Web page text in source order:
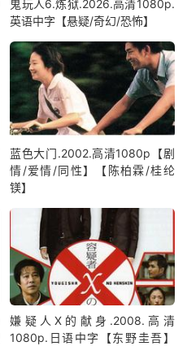
鬼玩人6.炼狱.2026.高清1080p.
英语中字【悬疑/奇幻/恐怖】
蓝色大门.2002.高清1080p【剧
情/爱情/同性】【陈柏霖/桂纶
镁】
嫌疑人X的献身.2008.高清
1080p.日语中字【东野圭吾】